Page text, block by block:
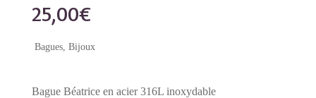
25,00€
Bagues, Bijoux
Bague Béatrice en acier 316L inoxydable